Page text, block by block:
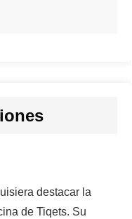
destacar la
de Tiqets. Su